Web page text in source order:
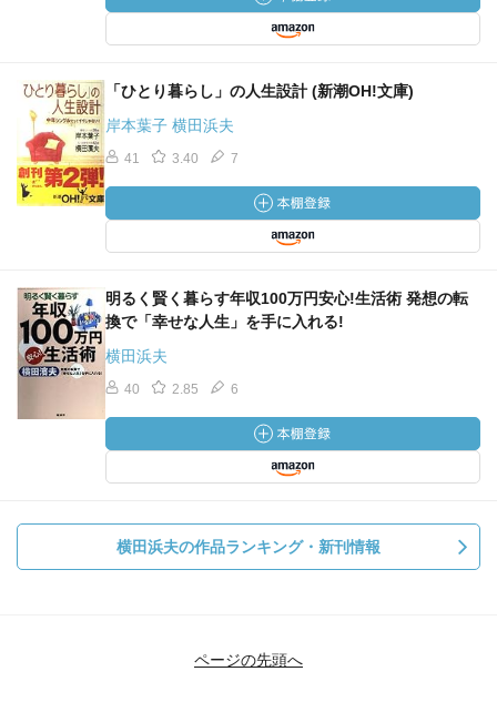
「ひとり暮らし」の人生設計 (新潮OH!文庫)
岸本葉子 横田浜夫
41 3.40 7
明るく賢く暮らす年収100万円安心!生活術 発想の転
換で「幸せな人生」を手に入れる!
横田浜夫
40 2.85 6
横田浜夫の作品ランキング・新刊情報
ページの先頭へ